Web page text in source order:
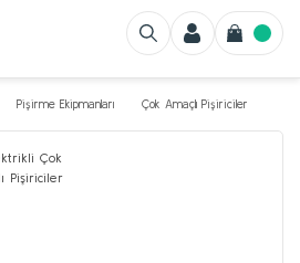
Pişirme Ekipmanları Çok Amaçlı Pişiriciler